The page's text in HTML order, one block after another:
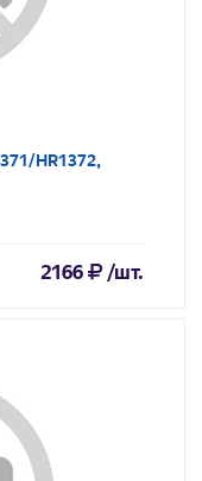
HR1372,
2166 /шт.